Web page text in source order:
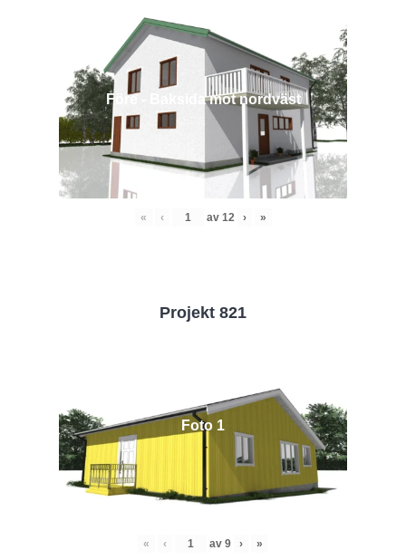
Före - Baksida mot nordväst
« ‹ av 12 › »
Projekt 821
Foto 1
« ‹ av 9 › »